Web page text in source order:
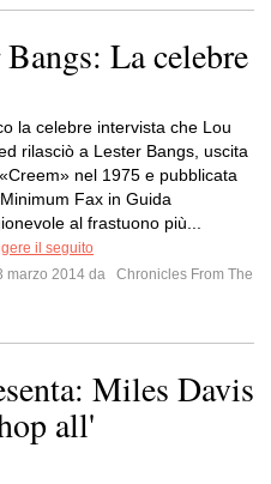
La celebre
la celebre intervista che Lou
rilasciò a Lester Bangs, uscita
nel 1975 e pubblicata
Fax in Guida
al frastuono più...
il seguito
marzo 2014 da
Chronicles From The
Miles Davis
all'